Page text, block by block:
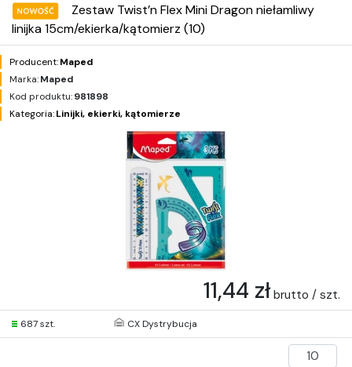
Zestaw Twist’n Flex Mini Dragon niełamliwy
linijka 15cm/ekierka/kątomierz (10)
Producent:Maped
Marka:Maped
Kod produktu:981898
Kategoria:Linijki, ekierki, kątomierze
11,44 zł brutto / szt.
687 szt. CX Dystrybucja